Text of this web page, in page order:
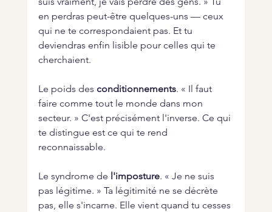
en perdras peut-être quelques-uns — ceux
qui ne te correspondaient pas. Et tu
deviendras enfin lisible pour celles qui te
cherchaient.
Le poids des conditionnements. « Il faut
faire comme tout le monde dans mon
secteur. » C'est précisément l'inverse. Ce qui
te distingue est ce qui te rend
reconnaissable.
Le syndrome de l'imposture. « Je ne suis
pas légitime. » Ta légitimité ne se décrète
pas, elle s'incarne. Elle vient quand tu cesses